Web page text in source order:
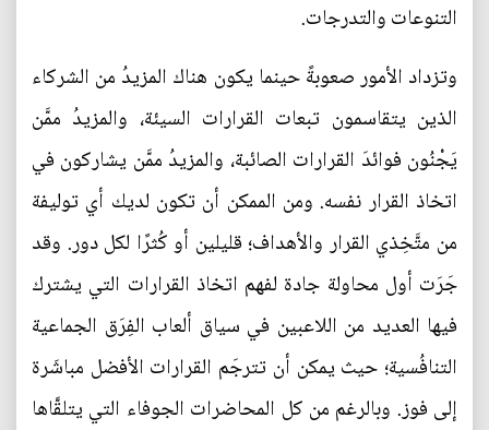
التنوعات والتدرجات.
وتزداد الأمور صعوبةً حينما يكون هناك المزيدُ من الشركاء
الذين يتقاسمون تبعات القرارات السيئة، والمزيدُ ممَّن
يَجْنُون فوائدَ القرارات الصائبة، والمزيدُ ممَّن يشاركون في
اتخاذ القرار نفسه. ومن الممكن أن تكون لديك أي توليفة
من متَّخِذي القرار والأهداف؛ قليلين أو كُثرًا لكل دور. وقد
جَرَت أول محاولة جادة لفهم اتخاذ القرارات التي يشترك
فيها العديد من اللاعبين في سياق ألعاب الفِرَق الجماعية
التنافُسية؛ حيث يمكن أن تترجَم القرارات الأفضل مباشَرة
إلى فوز. وبالرغم من كل المحاضرات الجوفاء التي يتلقَّاها